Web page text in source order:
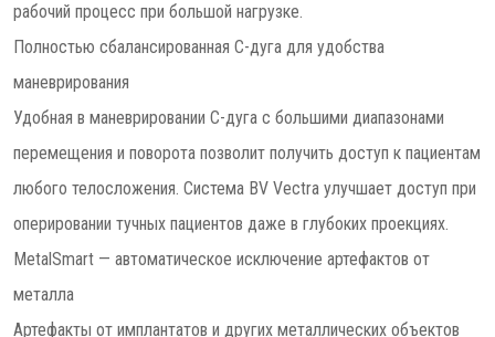
рабочий процесс при большой нагрузке.
Полностью сбалансированная C-дуга для удобства
маневрирования
Удобная в маневрировании C-дуга с большими диапазонами
перемещения и поворота позволит получить доступ к пациентам
любого телосложения. Система BV Vectra улучшает доступ при
оперировании тучных пациентов даже в глубоких проекциях.
MetalSmart — автоматическое исключение артефактов от
металла
Артефакты от имплантатов и других металлических объектов